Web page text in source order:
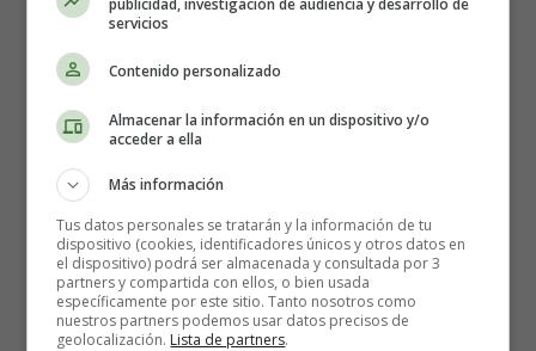
Cómo hacer Mousse de
helado de moras
Los ingredientes para 4 personas que
necesitas para hacer Mousse de
helado de moras son:
400 gramos demoras
4 cucharadas de azúcar
servicios
Contenido personalizado
Almacenar la información en un dispositivo y/o
acceder a ella
Más información
Tus datos personales se tratarán y la información de tu
dispositivo (cookies, identificadores únicos y otros datos en
el dispositivo) podrá ser almacenada y consultada por 3
partners y compartida con ellos, o bien usada
específicamente por este sitio. Tanto nosotros como
nuestros partners podemos usar datos precisos de
geolocalización. Lista de partners.